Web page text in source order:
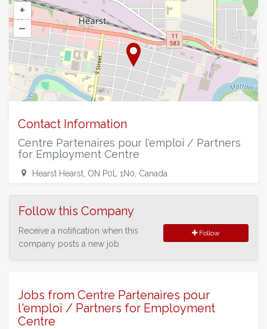
+
–
Contact Information
Centre Partenaires pour l'emploi / Partners
for Employment Centre
Hearst Hearst, ON P0L 1N0, Canada
Follow this Company
Receive a notification when this
company posts a new job.
Follow
Jobs from Centre Partenaires pour
l'emploi / Partners for Employment
Centre